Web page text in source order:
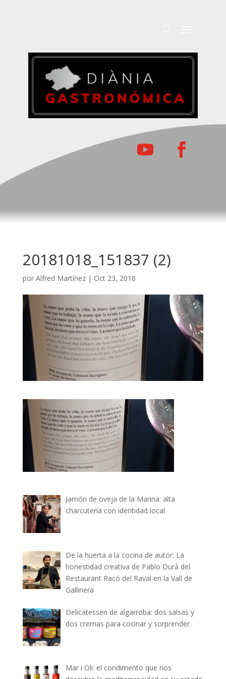
20181018_151837 (2)
por Alfred Martínez| Oct 23, 2018
Jamón de oveja de la Marina: alta
charcutería con identidad local
De la huerta a la cocina de autor: La
honestidad creativa de Pablo Durà del
Restaurant Racó del Raval en la Vall de
Gallinera
Delicatessen de algarroba: dos salsas y
dos cremas para cocinar y sorprender
Mar i Oli: el condimento que nos